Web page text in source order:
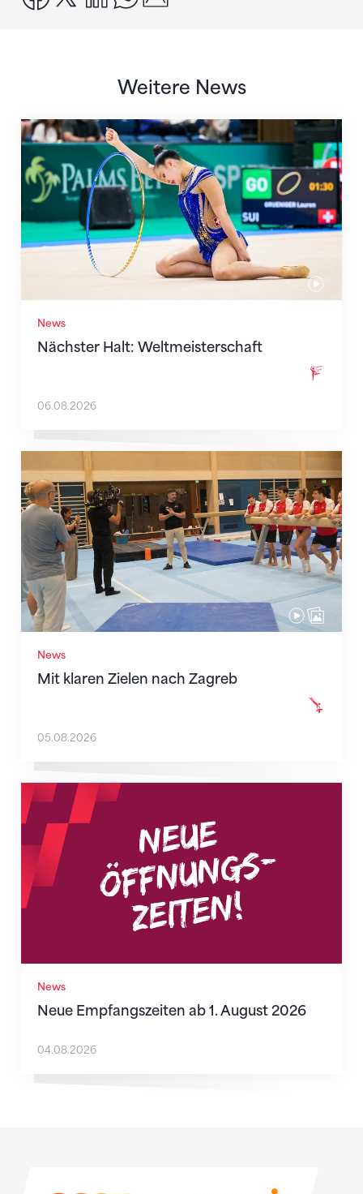
Weitere News
News
Nächster Halt: Weltmeisterschaft
Nächster Halt: Weltmeisterschaft
06.08.2026
News
Mit klaren Zielen nach Zagreb
Mit klaren Zielen nach Zagreb
05.08.2026
News
Neue Empfangszeiten ab 1. August 2026
Neue Empfangszeiten ab 1. August 2026
04.08.2026